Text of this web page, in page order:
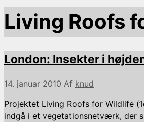
Living Roofs
London: Insekter i
14. januar 2010 Af knud
Projektet Living Roofs for Wildlife
indgå i et vegetationsnetværk, der